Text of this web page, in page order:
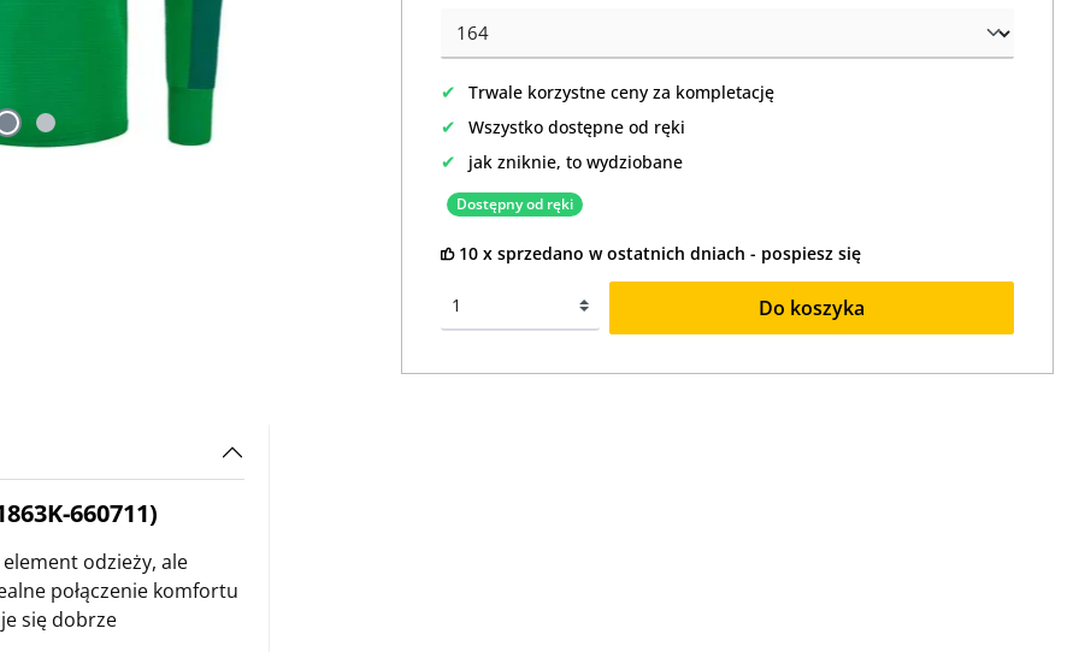
✔ Trwale korzystne ceny za kompletację
✔ Wszystko dostępne od ręki
✔ jak zniknie, to wydziobane
Dostępny od ręki
10 x sprzedano w ostatnich dniach - pospiesz się
Do koszyka
660711)
element odzieży, ale
połączenie komfortu
się dobrze